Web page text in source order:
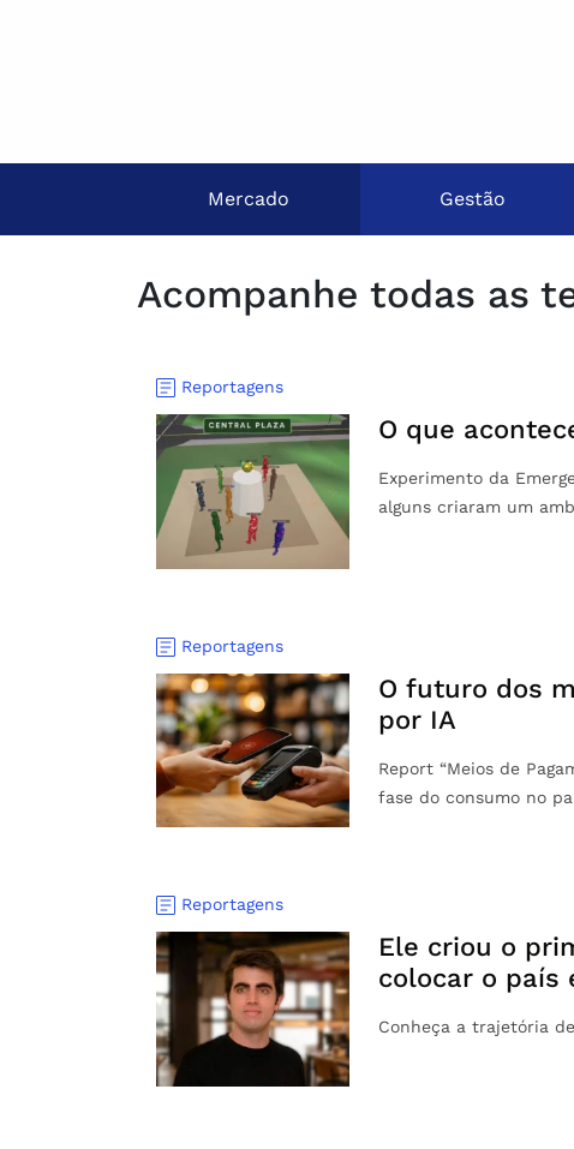
Mercado Gestão
Acompanhe todas as
Reportagens
O que
Experimento da
alguns criaram um
Reportagens
O futuro dos
por IA
Report “Meios de
fase do consumo no
Reportagens
Ele criou o
colocar o país
Conheça a trajetória